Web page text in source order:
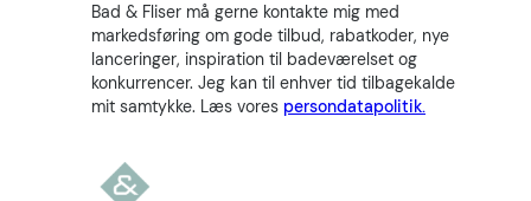
Bad & Fliser må gerne kontakte mig med
markedsføring om gode tilbud, rabatkoder, nye
lanceringer, inspiration til badeværelset og
konkurrencer. Jeg kan til enhver tid tilbagekalde
mit samtykke. Læs vores persondatapolitik.